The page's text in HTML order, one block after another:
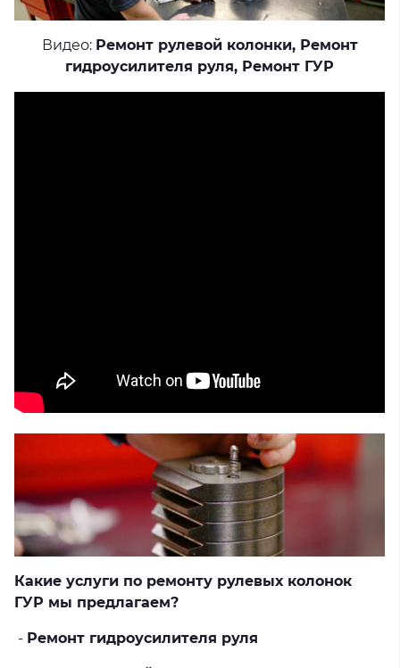
Видео: Ремонт рулевой колонки, Ремонт
гидроусилителя руля, Ремонт ГУР
Какие услуги по ремонту рулевых колонок
ГУР мы предлагаем?
- Ремонт гидроусилителя руля